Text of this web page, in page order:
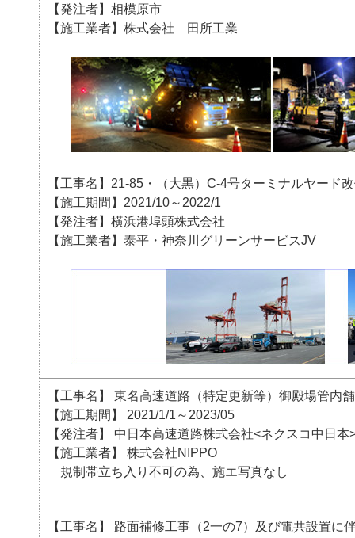
【発注者】相模原市
【施工業者】株式会社 田所工業
【工事名】21-85・（大黒）C-4号ターミナルヤード
【施工期間】2021/10～2022/1
【発注者】横浜港埠頭株式会社
【施工業者】泰平・神奈川グリーンサービスJV
【工事名】 東名高速道路（特定更新等）御殿場管内
【施工期間】 2021/1/1～2023/05
【発注者】 中日本高速道路株式会社<ネクスコ中日本
【施工業者】 株式会社NIPPO
規制帯立ち入り不可の為、施エ写真なし
【工事名】 路面補修工事（2一の7）及び電共設置に